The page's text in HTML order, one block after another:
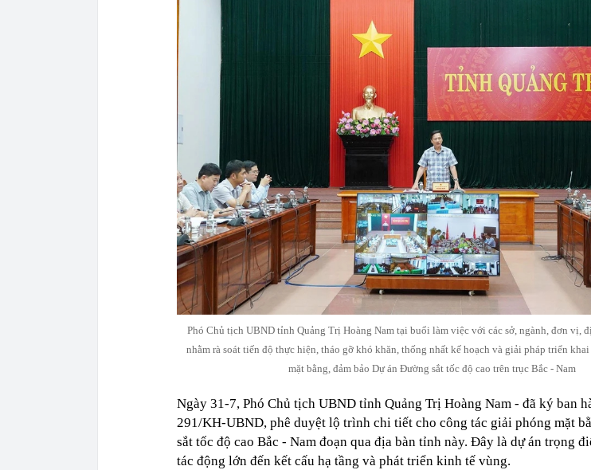
Phó Chủ tịch UBND tỉnh Quảng Trị Hoàng Nam tại buổi làm việc với các sở, ngành, đơn vị,
nhằm rà soát tiến độ thực hiện, tháo gỡ khó khăn, thống nhất kế hoạch và giải pháp triển
mặt bằng, đảm bảo Dự án Đường sắt tốc độ cao trên trục Bắc - Nam
Ngày 31-7, Phó Chủ tịch UBND tỉnh Quảng Trị Hoàng Nam - đã ký ban
291/KH-UBND, phê duyệt lộ trình chi tiết cho công tác giải phóng mặt
sắt tốc độ cao Bắc - Nam đoạn qua địa bàn tỉnh này. Đây là dự án trọng
tác động lớn đến kết cấu hạ tầng và phát triển kinh tế vùng.